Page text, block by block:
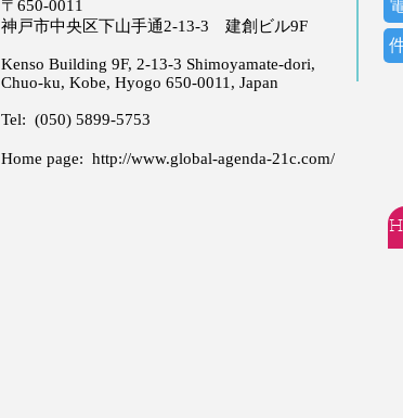
〒650-0011
神戸市中央区下山手通2-13-3 建創ビル9F
Kenso Building 9F, 2-13-3 Shimoyamate-dori,
Chuo-ku, Kobe, Hyogo 650-0011, Japan
Tel: (050) 5899-5753
Home page: http://www.global-agenda-21c.com/